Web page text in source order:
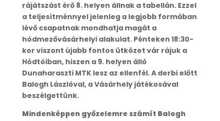
rájátszást érő 8. helyen állnak a tabellán. Ezzel
a teljesítménnyel jelenleg a legjobb formában
lévő csapatnak mondhatja magát a
hódmezővásárhelyi alakulat. Pénteken 18:30-
kor viszont újabb fontos ütközet vár rájuk a
Hódtóiban, hiszen a 9. helyen álló
Dunaharaszti MTK lesz az ellenfél. A derbi előtt
Balogh Lászlóval, a Vásárhely játékosával
beszélgettünk.
Mindenképpen győzelemre számít Balogh